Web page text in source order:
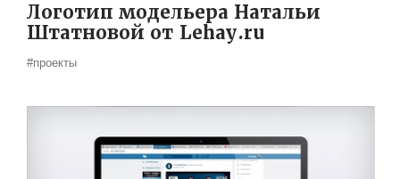
Логотип модельера Натальи
Штатновой от Lehay.ru
#проекты